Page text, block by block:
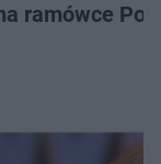
ramówce